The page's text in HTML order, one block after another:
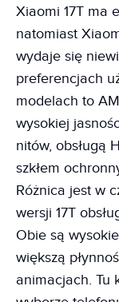
Xiaomi 17T ma
natomiast
wydaje się
preferencjach
modelach to
wysokiej
nitów, obsługą
szkłem
Różnica jest w
wersji 17T
Obie są
większą
animacjach. Tu